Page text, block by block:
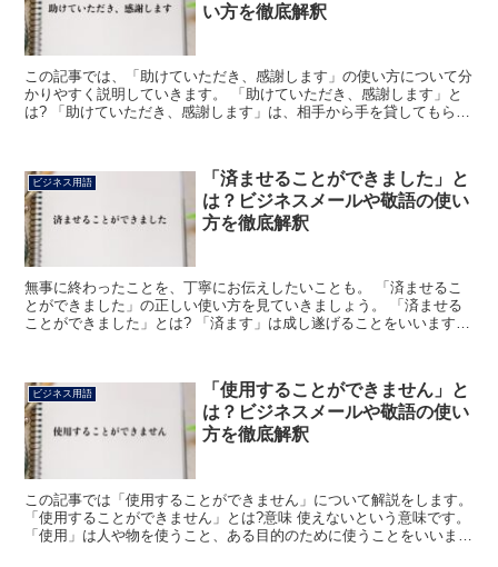
い方を徹底解釈
この記事では、「助けていただき、感謝します」の使い方について分
かりやすく説明していきます。 「助けていただき、感謝します」と
は? 「助けていただき、感謝します」は、相手から手を貸してもらっ
ビジネス用語
「済ませることができました」と
は？ビジネスメールや敬語の使い
方を徹底解釈
無事に終わったことを、丁寧にお伝えしたいことも。 「済ませるこ
とができました」の正しい使い方を見ていきましょう。 「済ませる
ことができました」とは? 「済ます」は成し遂げることをいいます。
ビジネス用語
「使用することができません」と
は？ビジネスメールや敬語の使い
方を徹底解釈
この記事では「使用することができません」について解説をします。
「使用することができません」とは?意味 使えないという意味です。
「使用」は人や物を使うこと、ある目的のために使うことをいいま